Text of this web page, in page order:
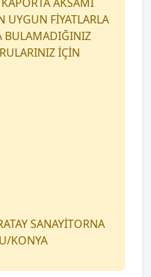
UYGUN FİYATLARLA
BULAMADIĞINIZ
İÇİN
SANAYİTORNA
KONYA